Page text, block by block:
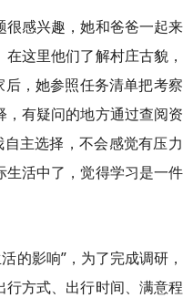
感兴趣，她和爸爸一起
这里他们了解村庄古貌
，她参照任务清单把考
有疑问的地方通过查阅
主选择，不会感觉有压力
活中了，觉得学习是一
的影响”，为了完成调研
方式、出行时间、满意